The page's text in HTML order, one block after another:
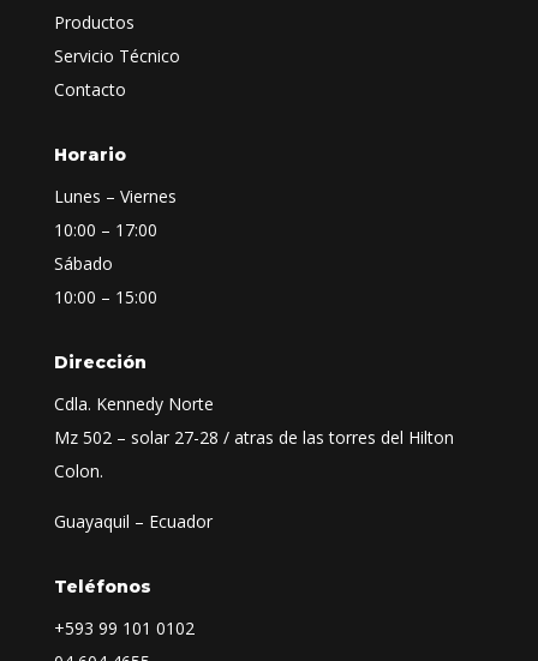
Productos
Servicio Técnico
Contacto
Horario
Lunes – Viernes
10:00 – 17:00
Sábado
10:00 – 15:00
Dirección
Cdla. Kennedy Norte
Mz 502 – solar 27-28 / atras de las torres del Hilton
Colon.
Guayaquil – Ecuador
Teléfonos
+593 99 101 0102